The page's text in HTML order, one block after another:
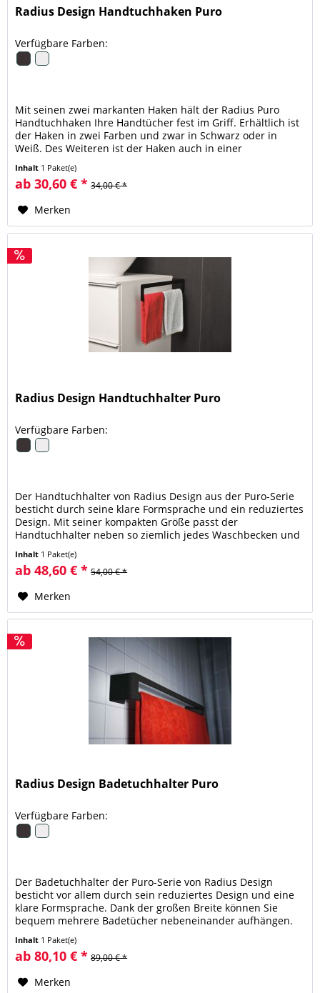
Radius Design Handtuchhaken Puro
Verfügbare Farben:
Mit seinen zwei markanten Haken hält der Radius Puro
Handtuchhaken Ihre Handtücher fest im Griff. Erhältlich ist
der Haken in zwei Farben und zwar in Schwarz oder in
Weiß. Des Weiteren ist der Haken auch in einer
Inhalt 1 Paket(e)
ab 30,60 € * 34,00 € *
Merken
Radius Design Handtuchhalter Puro
Verfügbare Farben:
Der Handtuchhalter von Radius Design aus der Puro-Serie
besticht durch seine klare Formsprache und ein reduziertes
Design. Mit seiner kompakten Größe passt der
Handtuchhalter neben so ziemlich jedes Waschbecken und
Inhalt 1 Paket(e)
ab 48,60 € * 54,00 € *
Merken
Radius Design Badetuchhalter Puro
Verfügbare Farben:
Der Badetuchhalter der Puro-Serie von Radius Design
besticht vor allem durch sein reduziertes Design und eine
klare Formsprache. Dank der großen Breite können Sie
bequem mehrere Badetücher nebeneinander aufhängen.
Inhalt 1 Paket(e)
ab 80,10 € * 89,00 € *
Merken